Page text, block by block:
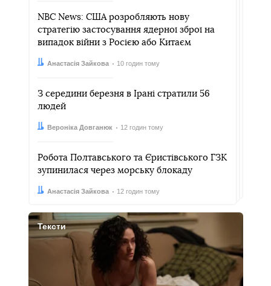
NBC News: США розробляють нову
стратегію застосування ядерної зброї на
випадок війни з Росією або Китаєм
Автор:Анастасія Зайкова
Дата: 10 годин тому
З середини березня в Ірані стратили 56
людей
Автор:
Вероніка Довганюк
Дата: 12 годин тому
Робота Полтавського та Єристівського ГЗК
зупинилася через морську блокаду
Автор:Анастасія Зайкова
Дата: 12 годин тому
Тексти